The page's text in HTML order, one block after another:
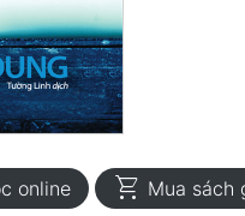
online shopping_cart Mua sách